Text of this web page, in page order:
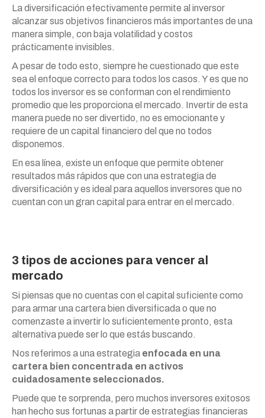
La diversificación efectivamente permite al inversor
alcanzar sus objetivos financieros más importantes de una
manera simple, con baja volatilidad y costos
prácticamente invisibles.
A pesar de todo esto, siempre he cuestionado que este
sea el enfoque correcto para todos los casos. Y es que no
todos los inversor es se conforman con el rendimiento
promedio que les proporciona el mercado. Invertir de esta
manera puede no ser divertido, no es emocionante y
requiere de un capital financiero del que no todos
disponemos.
En esa línea, existe un enfoque que permite obtener
resultados más rápidos que con una estrategia de
diversificación y es ideal para aquellos inversores que no
cuentan con un gran capital para entrar en el mercado.
3 tipos de acciones para vencer al
mercado
Si piensas que no cuentas con el capital suficiente como
para armar una cartera bien diversificada o que no
comenzaste a invertir lo suficientemente pronto, esta
alternativa puede ser lo que estás buscando.
Nos referimos a una estrategia enfocada en una
cartera bien concentrada en activos
cuidadosamente seleccionados.
Puede que te sorprenda, pero muchos inversores exitosos
han hecho sus fortunas a partir de estrategias financieras